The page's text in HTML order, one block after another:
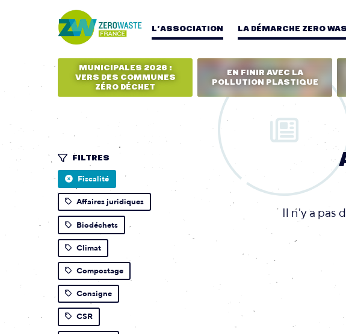
L’ASSOCIATION LA DÉMARCHE ZERO
MUNICIPALES 2026 :
VERS DES COMMUNES
ZÉRO DÉCHET
EN FINIR AVEC LA
POLLUTION PLASTIQUE
FILTRES
Fiscalité
Affaires juridiques
Biodéchets
Climat
Compostage
Consigne
CSR
Il n'y a pas